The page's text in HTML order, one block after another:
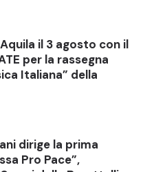
il 3 agosto con il
per la rassegna
Italiana” della
dirige la prima
Pro Pace”,